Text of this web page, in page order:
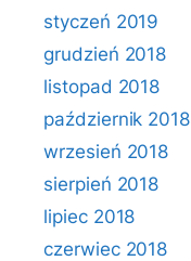
styczeń 2019
grudzień 2018
listopad 2018
październik 2018
wrzesień 2018
sierpień 2018
lipiec 2018
czerwiec 2018